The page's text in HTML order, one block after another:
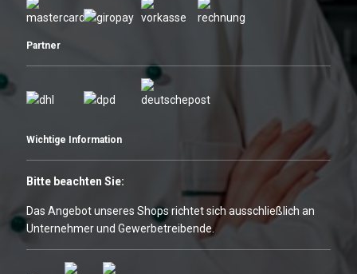
Partner
Wichtige Information
Bitte beachten Sie:
Das Angebot unseres Shops richtet sich ausschließlich an
Unternehmer und Gewerbetreibende.